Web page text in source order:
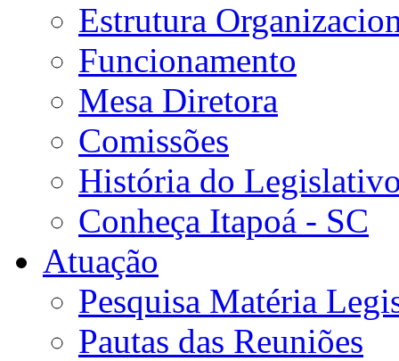
Estrutura
Funcionamento
Mesa Diretora
Comissões
História do
Conheça Itapoá - SC
Atuação
Pesquisa Matéria
Pautas das Reuniões